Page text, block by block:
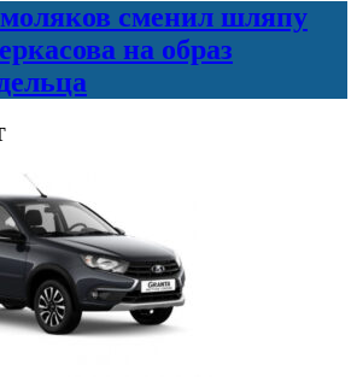
сменил шляпу
на образ